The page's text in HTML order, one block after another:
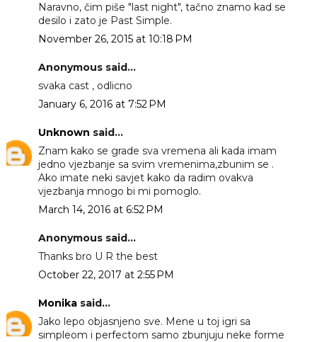
Naravno, čim piše "last night", tačno znamo kad se
desilo i zato je Past Simple.
November 26, 2015 at 10:18 PM
Anonymous said...
svaka cast , odlicno
January 6, 2016 at 7:52 PM
Unknown said...
Znam kako se grade sva vremena ali kada imam
jedno vjezbanje sa svim vremenima,zbunim se .
Ako imate neki savjet kako da radim ovakva
vjezbanja mnogo bi mi pomoglo.
March 14, 2016 at 6:52 PM
Anonymous said...
Thanks bro U R the best
October 22, 2017 at 2:55 PM
Monikasaid...
Jako lepo objasnjeno sve. Mene u toj igri sa
simpleom i perfectom samo zbunjuju neke forme